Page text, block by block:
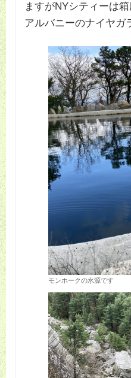
ますがNYシティーは
アルバニーのナイヤガ
モンホークの水源です